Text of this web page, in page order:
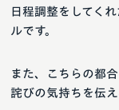
日程調整をしてく
ルです。
また、こちらの都
詫びの気持ちを伝